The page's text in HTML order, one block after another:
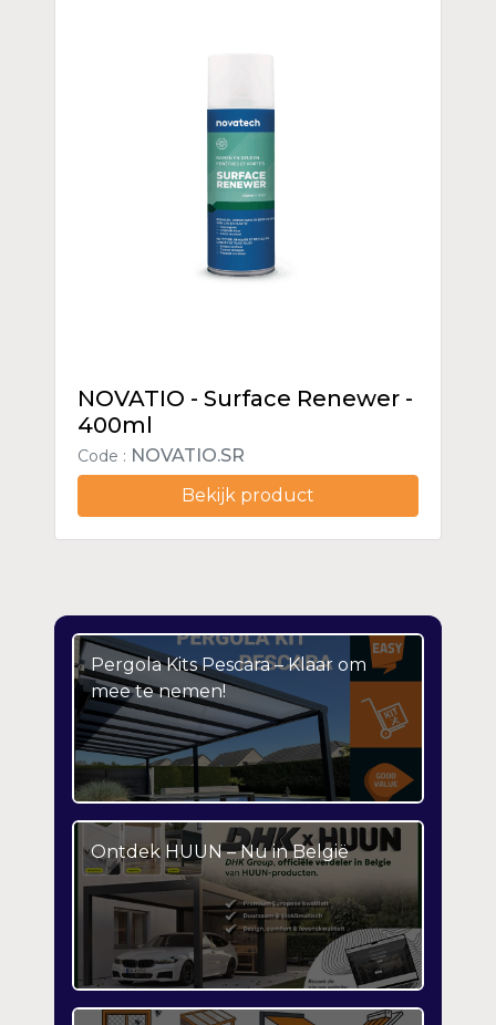
NOVATIO - Surface Renewer -
400ml
Code : NOVATIO.SR
Bekijk product
Pergola Kits Pescara – Klaar om
mee te nemen!
Ontdek HUUN – Nu in België